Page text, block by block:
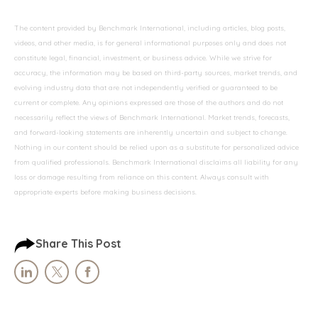
The content provided by Benchmark International, including articles, blog posts,
videos, and other media, is for general informational purposes only and does not
constitute legal, financial, investment, or business advice. While we strive for
accuracy, the information may be based on third-party sources, market trends, and
evolving industry data that are not independently verified or guaranteed to be
current or complete. Any opinions expressed are those of the authors and do not
necessarily reflect the views of Benchmark International. Market trends, forecasts,
and forward-looking statements are inherently uncertain and subject to change.
Nothing in our content should be relied upon as a substitute for personalized advice
from qualified professionals. Benchmark International disclaims all liability for any
loss or damage resulting from reliance on this content. Always consult with
appropriate experts before making business decisions.
Share This Post